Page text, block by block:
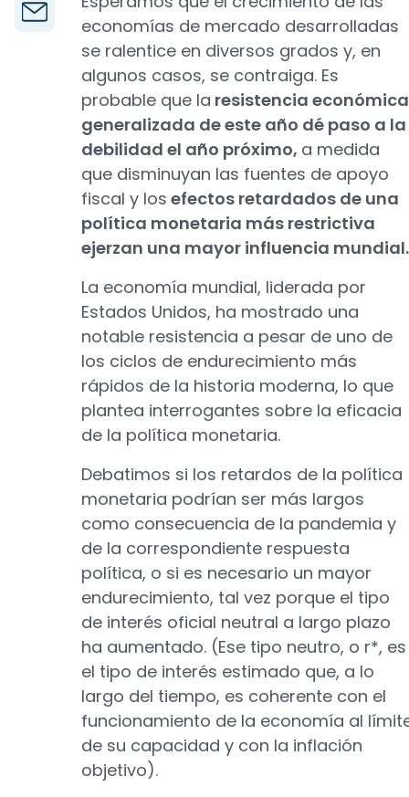
economías de mercado desarrolladas
se ralentice en diversos grados y, en
algunos casos, se contraiga. Es
probable que la resistencia económica
generalizada de este año dé paso a la
debilidad el año próximo, a medida
que disminuyan las fuentes de apoyo
fiscal y los efectos retardados de una
política monetaria más restrictiva
ejerzan una mayor influencia mundial.
La economía mundial, liderada por
Estados Unidos, ha mostrado una
notable resistencia a pesar de uno de
los ciclos de endurecimiento más
rápidos de la historia moderna, lo que
plantea interrogantes sobre la eficacia
de la política monetaria.
Debatimos si los retardos de la política
monetaria podrían ser más largos
como consecuencia de la pandemia y
de la correspondiente respuesta
política, o si es necesario un mayor
endurecimiento, tal vez porque el tipo
de interés oficial neutral a largo plazo
ha aumentado. (Ese tipo neutro, o r*, es
el tipo de interés estimado que, a lo
largo del tiempo, es coherente con el
funcionamiento de la economía al
de su capacidad y con la inflación
objetivo).